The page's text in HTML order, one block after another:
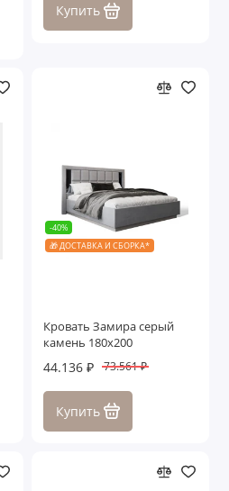
Купить
-40%
🎁 ДОСТАВКА И СБОРКА*
Кровать Замира серый
камень 180x200
44.136 ₽ 73.561 ₽
Купить